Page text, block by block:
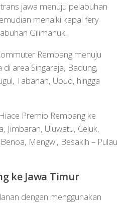
jawa menuju pelabuhan
menaiki kapal fery
Gilimanuk.
Rembang menuju
area Singaraja, Badung,
Tabanan, Ubud, hingga
Premio Rembang ke
Jimbaran, Uluwatu, Celuk,
Mengwi, Besakih – Pulau
ke Jawa Timur
dengan menggunakan